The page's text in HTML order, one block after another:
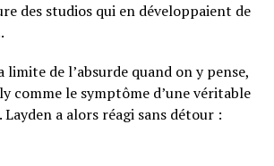
des studios qui en développaient de
limite de l’absurde quand on y pense,
comme le symptôme d’une véritable
Layden a alors réagi sans détour :